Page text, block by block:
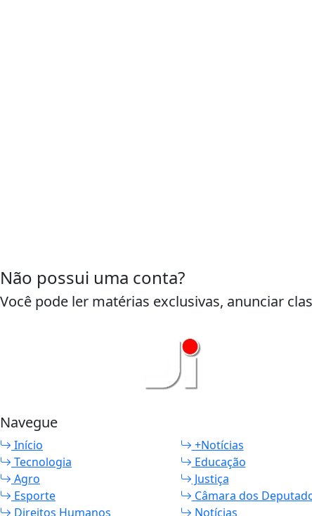
Não possui uma conta?
Você pode ler matérias exclusivas, anunciar
Navegue
Início +Notícias
Tecnologia
Educação
Agro
Justiça
Esporte
Câmara dos
Direitos Humanos
Notícias